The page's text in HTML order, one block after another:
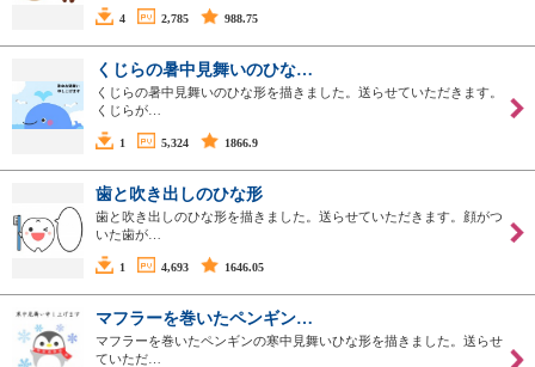
4 2,785 988.75
くじらの暑中見舞いのひな…
くじらの暑中見舞いのひな形を描きました。送らせていただきます。
くじらが…
1 5,324 1866.9
歯と吹き出しのひな形
歯と吹き出しのひな形を描きました。送らせていただきます。顔がつ
いた歯が…
1 4,693 1646.05
マフラーを巻いたペンギン…
マフラーを巻いたペンギンの寒中見舞いひな形を描きました。送らせ
ていただ…